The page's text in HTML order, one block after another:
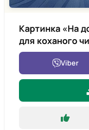
Картинка «На
для коханого
Viber